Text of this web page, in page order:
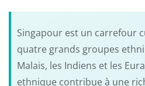
Singapour est un carrefour
quatre grands groupes
Malais, les Indiens et les
ethnique contribue à une